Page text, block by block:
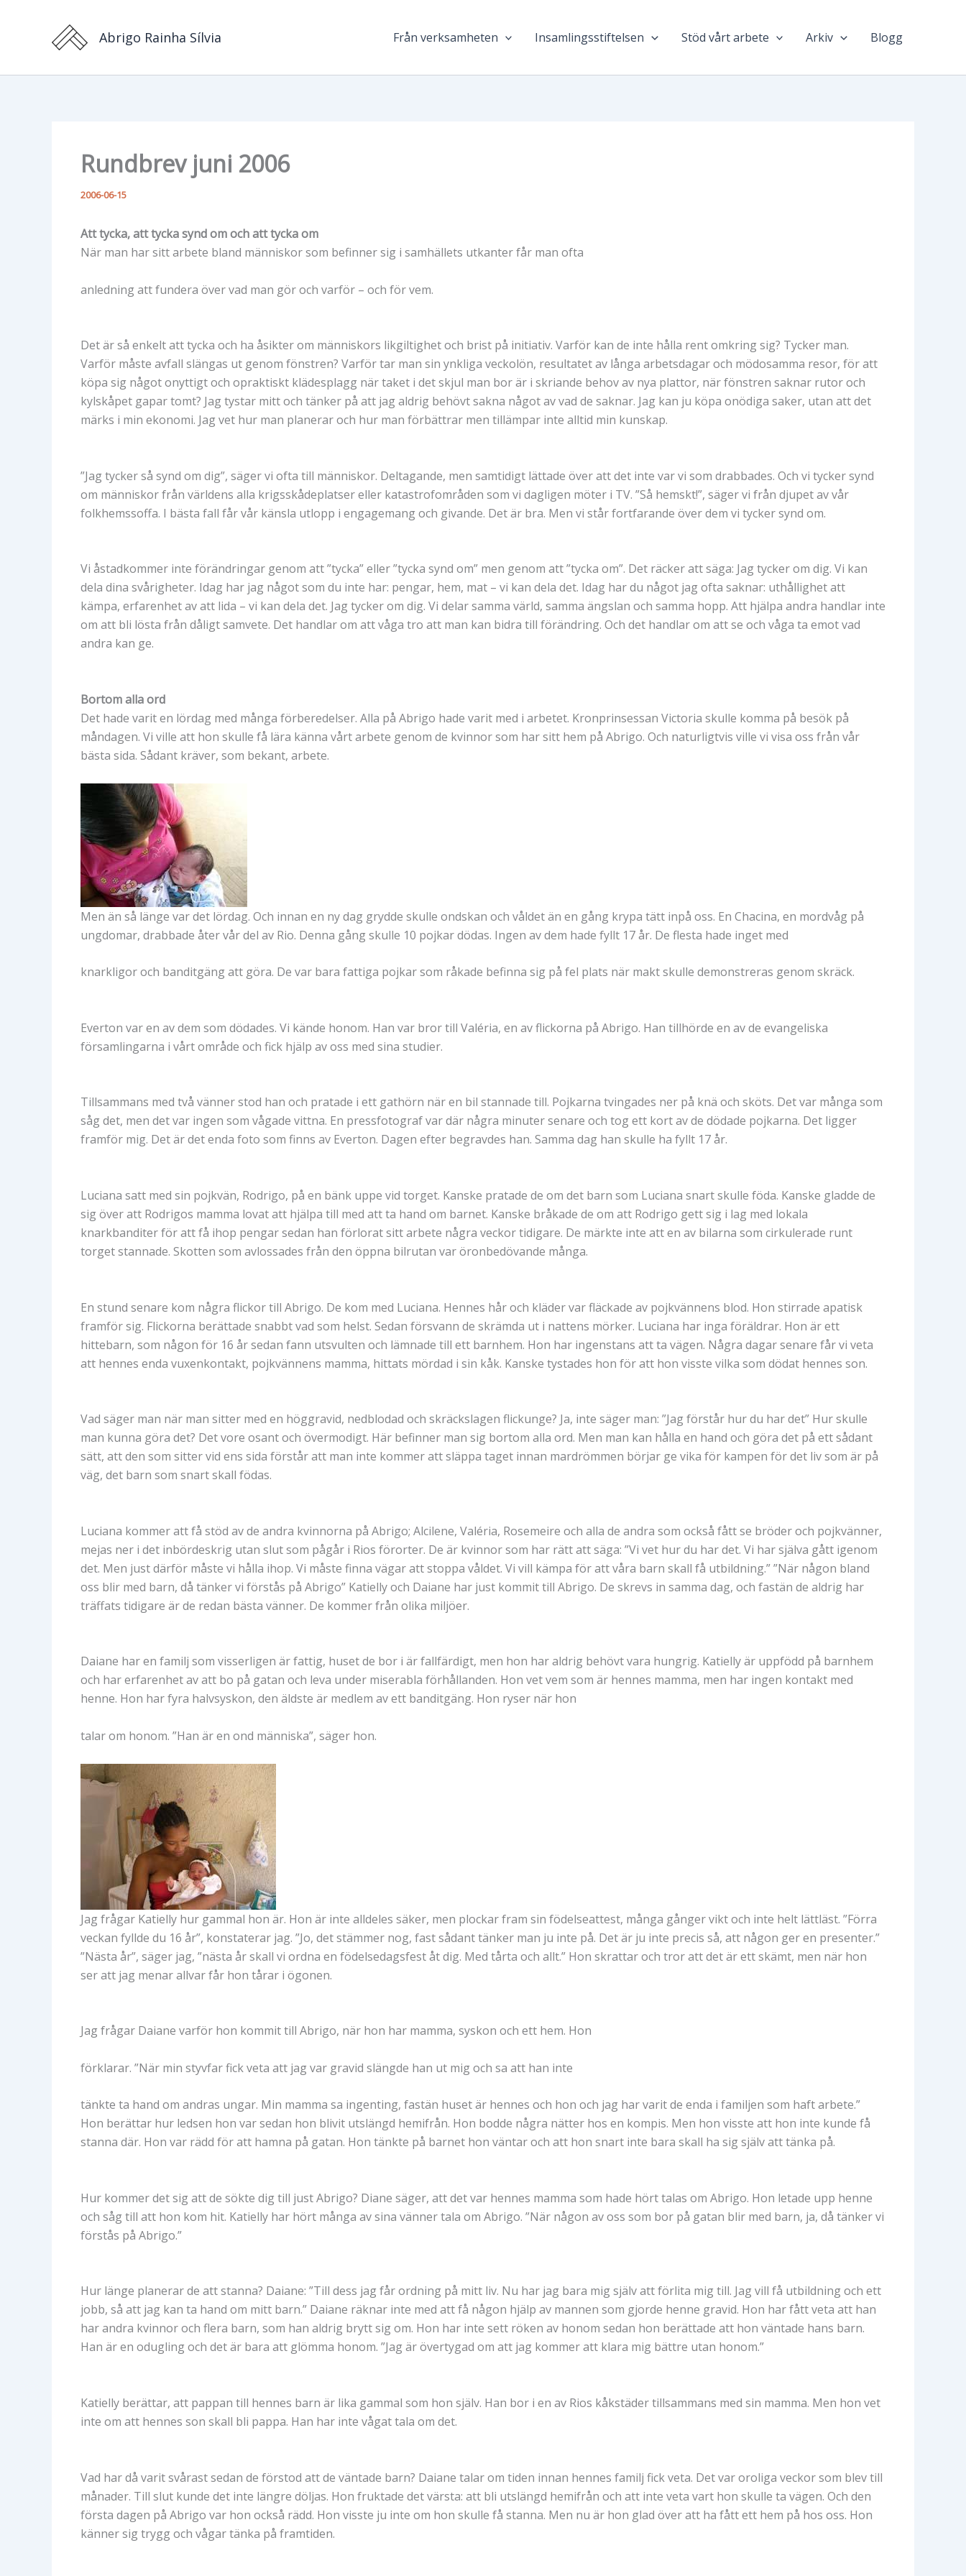
Abrigo Rainha Sílvia Från verksamheten Insamlingsstiftelsen Stöd vårt arbete Arkiv Blogg
Rundbrev juni 2006
2006-06-15
Att tycka, att tycka synd om och att tycka om
När man har sitt arbete bland människor som befinner sig i samhällets utkanter får man ofta
anledning att fundera över vad man gör och varför – och för vem.
Det är så enkelt att tycka och ha åsikter om människors likgiltighet och brist på initiativ. Varför kan de inte hålla rent omkring sig? Tycker man.
Varför måste avfall slängas ut genom fönstren? Varför tar man sin ynkliga veckolön, resultatet av långa arbetsdagar och mödosamma resor, för att
köpa sig något onyttigt och opraktiskt klädesplagg när taket i det skjul man bor är i skriande behov av nya plattor, när fönstren saknar rutor och
kylskåpet gapar tomt? Jag tystar mitt och tänker på att jag aldrig behövt sakna något av vad de saknar. Jag kan ju köpa onödiga saker, utan att det
märks i min ekonomi. Jag vet hur man planerar och hur man förbättrar men tillämpar inte alltid min kunskap.
”Jag tycker så synd om dig”, säger vi ofta till människor. Deltagande, men samtidigt lättade över att det inte var vi som drabbades. Och vi tycker synd
om människor från världens alla krigsskådeplatser eller katastrofområden som vi dagligen möter i TV. ”Så hemskt!”, säger vi från djupet av vår
folkhemssoffa. I bästa fall får vår känsla utlopp i engagemang och givande. Det är bra. Men vi står fortfarande över dem vi tycker synd om.
Vi åstadkommer inte förändringar genom att ”tycka” eller ”tycka synd om” men genom att ”tycka om”. Det räcker att säga: Jag tycker om dig. Vi kan
dela dina svårigheter. Idag har jag något som du inte har: pengar, hem, mat – vi kan dela det. Idag har du något jag ofta saknar: uthållighet att
kämpa, erfarenhet av att lida – vi kan dela det. Jag tycker om dig. Vi delar samma värld, samma ängslan och samma hopp. Att hjälpa andra handlar inte
om att bli lösta från dåligt samvete. Det handlar om att våga tro att man kan bidra till förändring. Och det handlar om att se och våga ta emot vad
andra kan ge.
Bortom alla ord
Det hade varit en lördag med många förberedelser. Alla på Abrigo hade varit med i arbetet. Kronprinsessan Victoria skulle komma på besök på
måndagen. Vi ville att hon skulle få lära känna vårt arbete genom de kvinnor som har sitt hem på Abrigo. Och naturligtvis ville vi visa oss från vår
bästa sida. Sådant kräver, som bekant, arbete.
Men än så länge var det lördag. Och innan en ny dag grydde skulle ondskan och våldet än en gång krypa tätt inpå oss. En Chacina, en mordvåg på
ungdomar, drabbade åter vår del av Rio. Denna gång skulle 10 pojkar dödas. Ingen av dem hade fyllt 17 år. De flesta hade inget med
knarkligor och banditgäng att göra. De var bara fattiga pojkar som råkade befinna sig på fel plats när makt skulle demonstreras genom skräck.
Everton var en av dem som dödades. Vi kände honom. Han var bror till Valéria, en av flickorna på Abrigo. Han tillhörde en av de evangeliska
församlingarna i vårt område och fick hjälp av oss med sina studier.
Tillsammans med två vänner stod han och pratade i ett gathörn när en bil stannade till. Pojkarna tvingades ner på knä och sköts. Det var många som
såg det, men det var ingen som vågade vittna. En pressfotograf var där några minuter senare och tog ett kort av de dödade pojkarna. Det ligger
framför mig. Det är det enda foto som finns av Everton. Dagen efter begravdes han. Samma dag han skulle ha fyllt 17 år.
Luciana satt med sin pojkvän, Rodrigo, på en bänk uppe vid torget. Kanske pratade de om det barn som Luciana snart skulle föda. Kanske gladde de
sig över att Rodrigos mamma lovat att hjälpa till med att ta hand om barnet. Kanske bråkade de om att Rodrigo gett sig i lag med lokala
knarkbanditer för att få ihop pengar sedan han förlorat sitt arbete några veckor tidigare. De märkte inte att en av bilarna som cirkulerade runt
torget stannade. Skotten som avlossades från den öppna bilrutan var öronbedövande många.
En stund senare kom några flickor till Abrigo. De kom med Luciana. Hennes hår och kläder var fläckade av pojkvännens blod. Hon stirrade apatisk
framför sig. Flickorna berättade snabbt vad som helst. Sedan försvann de skrämda ut i nattens mörker. Luciana har inga föräldrar. Hon är ett
hittebarn, som någon för 16 år sedan fann utsvulten och lämnade till ett barnhem. Hon har ingenstans att ta vägen. Några dagar senare får vi veta
att hennes enda vuxenkontakt, pojkvännens mamma, hittats mördad i sin kåk. Kanske tystades hon för att hon visste vilka som dödat hennes son.
Vad säger man när man sitter med en höggravid, nedblodad och skräckslagen flickunge? Ja, inte säger man: ”Jag förstår hur du har det” Hur skulle
man kunna göra det? Det vore osant och övermodigt. Här befinner man sig bortom alla ord. Men man kan hålla en hand och göra det på ett sådant
sätt, att den som sitter vid ens sida förstår att man inte kommer att släppa taget innan mardrömmen börjar ge vika för kampen för det liv som är på
väg, det barn som snart skall födas.
Luciana kommer att få stöd av de andra kvinnorna på Abrigo; Alcilene, Valéria, Rosemeire och alla de andra som också fått se bröder och pojkvänner,
mejas ner i det inbördeskrig utan slut som pågår i Rios förorter. De är kvinnor som har rätt att säga: ”Vi vet hur du har det. Vi har själva gått igenom
det. Men just därför måste vi hålla ihop. Vi måste finna vägar att stoppa våldet. Vi vill kämpa för att våra barn skall få utbildning.” ”När någon bland
oss blir med barn, då tänker vi förstås på Abrigo” Katielly och Daiane har just kommit till Abrigo. De skrevs in samma dag, och fastän de aldrig har
träffats tidigare är de redan bästa vänner. De kommer från olika miljöer.
Daiane har en familj som visserligen är fattig, huset de bor i är fallfärdigt, men hon har aldrig behövt vara hungrig. Katielly är uppfödd på barnhem
och har erfarenhet av att bo på gatan och leva under miserabla förhållanden. Hon vet vem som är hennes mamma, men har ingen kontakt med
henne. Hon har fyra halvsyskon, den äldste är medlem av ett banditgäng. Hon ryser när hon
talar om honom. ”Han är en ond människa”, säger hon.
Jag frågar Katielly hur gammal hon är. Hon är inte alldeles säker, men plockar fram sin födelseattest, många gånger vikt och inte helt lättläst. ”Förra
veckan fyllde du 16 år”, konstaterar jag. ”Jo, det stämmer nog, fast sådant tänker man ju inte på. Det är ju inte precis så, att någon ger en presenter.”
”Nästa år”, säger jag, ”nästa år skall vi ordna en födelsedagsfest åt dig. Med tårta och allt.” Hon skrattar och tror att det är ett skämt, men när hon
ser att jag menar allvar får hon tårar i ögonen.
Jag frågar Daiane varför hon kommit till Abrigo, när hon har mamma, syskon och ett hem. Hon
förklarar. ”När min styvfar fick veta att jag var gravid slängde han ut mig och sa att han inte
tänkte ta hand om andras ungar. Min mamma sa ingenting, fastän huset är hennes och hon och jag har varit de enda i familjen som haft arbete.”
Hon berättar hur ledsen hon var sedan hon blivit utslängd hemifrån. Hon bodde några nätter hos en kompis. Men hon visste att hon inte kunde få
stanna där. Hon var rädd för att hamna på gatan. Hon tänkte på barnet hon väntar och att hon snart inte bara skall ha sig själv att tänka på.
Hur kommer det sig att de sökte dig till just Abrigo? Diane säger, att det var hennes mamma som hade hört talas om Abrigo. Hon letade upp henne
och såg till att hon kom hit. Katielly har hört många av sina vänner tala om Abrigo. ”När någon av oss som bor på gatan blir med barn, ja, då tänker vi
förstås på Abrigo.”
Hur länge planerar de att stanna? Daiane: ”Till dess jag får ordning på mitt liv. Nu har jag bara mig själv att förlita mig till. Jag vill få utbildning och ett
jobb, så att jag kan ta hand om mitt barn.” Daiane räknar inte med att få någon hjälp av mannen som gjorde henne gravid. Hon har fått veta att han
har andra kvinnor och flera barn, som han aldrig brytt sig om. Hon har inte sett röken av honom sedan hon berättade att hon väntade hans barn.
Han är en odugling och det är bara att glömma honom. ”Jag är övertygad om att jag kommer att klara mig bättre utan honom.”
Katielly berättar, att pappan till hennes barn är lika gammal som hon själv. Han bor i en av Rios kåkstäder tillsammans med sin mamma. Men hon vet
inte om att hennes son skall bli pappa. Han har inte vågat tala om det.
Vad har då varit svårast sedan de förstod att de väntade barn? Daiane talar om tiden innan hennes familj fick veta. Det var oroliga veckor som blev till
månader. Till slut kunde det inte längre döljas. Hon fruktade det värsta: att bli utslängd hemifrån och att inte veta vart hon skulle ta vägen. Och den
första dagen på Abrigo var hon också rädd. Hon visste ju inte om hon skulle få stanna. Men nu är hon glad över att ha fått ett hem på hos oss. Hon
känner sig trygg och vågar tänka på framtiden.